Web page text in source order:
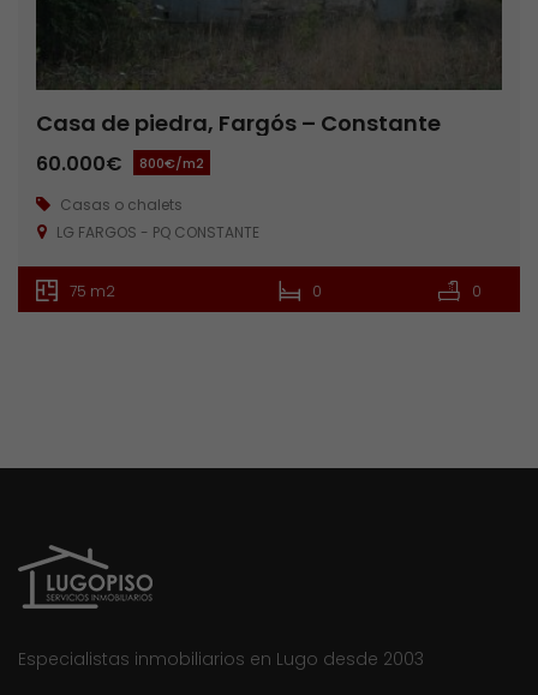
Casa de piedra, Fargós – Constante
60.000€ 800€/m2
Casas o chalets
LG FARGOS - PQ CONSTANTE
75 m2 0 0
Especialistas inmobiliarios en Lugo desde 2003